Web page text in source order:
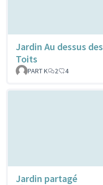
Jardin Au dessus des
Toits
PART K
2 4
Jardin partagé